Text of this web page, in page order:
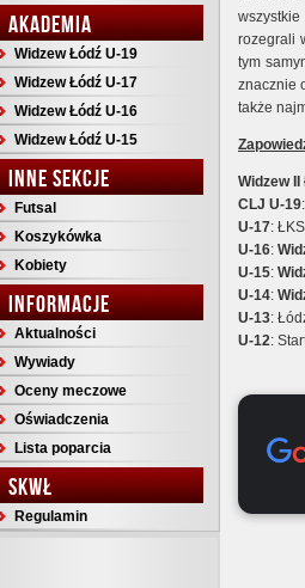
AKADEMIA
Widzew Łódź U-19
Widzew Łódź U-17
Widzew Łódź U-16
Widzew Łódź U-15
INNE SEKCJE
Futsal
Koszykówka
Kobiety
INFORMACJE
Aktualności
Wywiady
Oceny meczowe
Oświadczenia
Lista poparcia
SKWŁ
Regulamin
rozegrali
tym
znacznie
także
Widzew
CLJ U-19
U-17:
U-16:
U-15:
U-14:
U-13:
U-12: